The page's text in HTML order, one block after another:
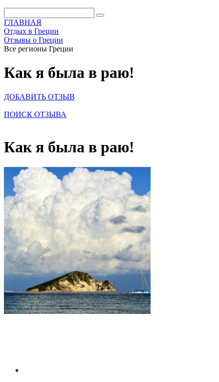
ГЛАВНАЯ
Отдых в Греции
Отзывы о Греции
Все регионы Греции
Как я была в раю!
ДОБАВИТЬ ОТЗЫВ
ПОИСК ОТЗЫВА
Как я была в раю!